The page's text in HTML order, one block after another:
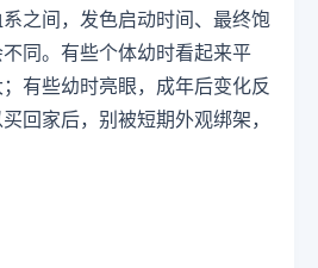
之间，发色启动时间、最终饱
同。有些个体幼时看起来平
有些幼时亮眼，成年后变化反
回家后，别被短期外观绑架，